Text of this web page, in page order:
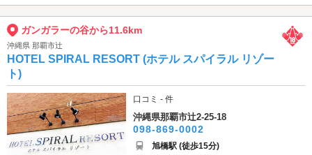
ガンガラーの谷から11.6km
沖縄県 那覇市辻
HOTEL SPIRAL RESORT (ホテル スパイラル リゾー
ト)
口コミ - 件
沖縄県那覇市辻2-25-18
098-869-0002
旭橋駅 (徒歩15分)